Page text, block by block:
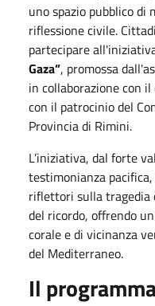
uno spazio pubblico di
riflessione civile.
partecipare
Gaza”, promossa
in collaborazione con
con il patrocinio del
Provincia di Rimini.
L’iniziativa, dal forte
testimonianza
riflettori sulla tragedia
del ricordo, offrendo
corale e di vicinanza
del Mediterraneo.
Il